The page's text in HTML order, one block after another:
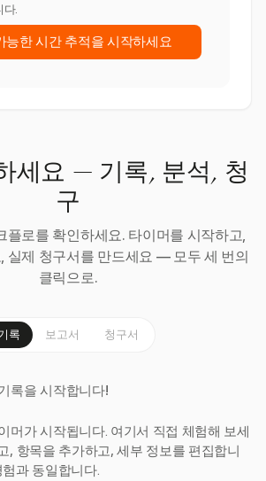
다.
능한 시간 추적을 시작하세요
세요 — 기록, 분석, 청
구
플로를 확인하세요. 타이머를 시작하고,
실제 청구서를 만드세요 — 모두 세 번의
클릭으로.
록 보고서 청구서
록을 시작합니다!
머가 시작됩니다. 여기서 직접 체험해 보세
, 항목을 추가하고, 세부 정보를 편집합니
과 동일합니다.